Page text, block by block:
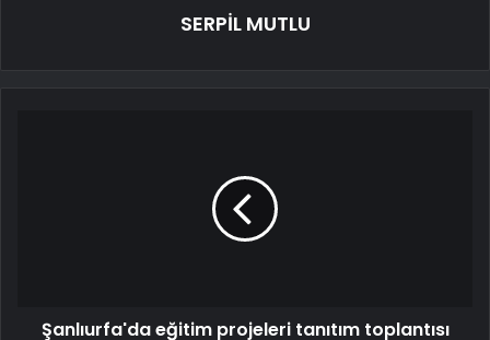
SERPİL MUTLU
Şanlıurfa'da eğitim projeleri tanıtım toplantısı